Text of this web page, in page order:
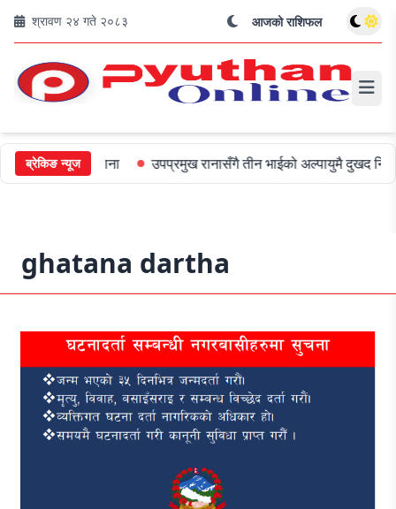
श्रावण २४ गते २०८३ आजको राशिफल
ब्रेकिङ न्यूज
५०० जरिबाना उपप्रमुख रानासँगै तीन भाईको अल्पायुमै दुखद निधन
ghatana dartha